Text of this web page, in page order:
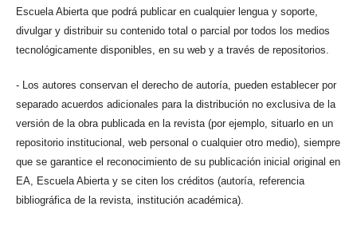
Escuela Abierta que podrá publicar en cualquier lengua y soporte,
divulgar y distribuir su contenido total o parcial por todos los medios
tecnológicamente disponibles, en su web y a través de repositorios.
- Los autores conservan el derecho de autoría, pueden establecer por
separado acuerdos adicionales para la distribución no exclusiva de la
versión de la obra publicada en la revista (por ejemplo, situarlo en un
repositorio institucional, web personal o cualquier otro medio), siempre
que se garantice el reconocimiento de su publicación inicial original en
EA, Escuela Abierta y se citen los créditos (autoría, referencia
bibliográfica de la revista, institución académica).